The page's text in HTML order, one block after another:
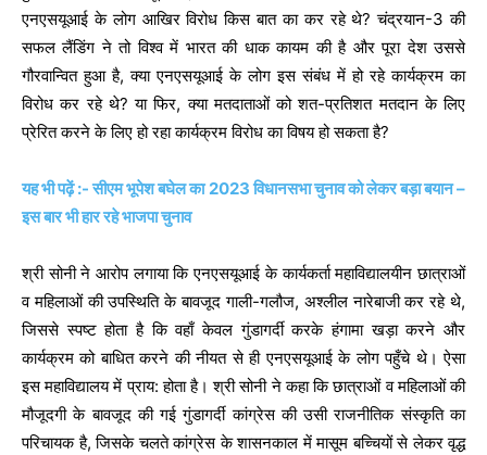
एनएसयूआई के लोग आखिर विरोध किस बात का कर रहे थे? चंद्रयान-3 की
सफल लैंडिंग ने तो विश्व में भारत की धाक कायम की है और पूरा देश उससे
गौरवान्वित हुआ है, क्या एनएसयूआई के लोग इस संबंध में हो रहे कार्यक्रम का
विरोध कर रहे थे? या फिर, क्या मतदाताओं को शत-प्रतिशत मतदान के लिए
प्रेरित करने के लिए हो रहा कार्यक्रम विरोध का विषय हो सकता है?
यह भी पढ़ें :- सीएम भूपेश बघेल का 2023 विधानसभा चुनाव को लेकर बड़ा बयान –
इस बार भी हार रहे भाजपा चुनाव
श्री सोनी ने आरोप लगाया कि एनएसयूआई के कार्यकर्ता महाविद्यालयीन छात्राओं
व महिलाओं की उपस्थिति के बावजूद गाली-गलौज, अश्लील नारेबाजी कर रहे थे,
जिससे स्पष्ट होता है कि वहाँ केवल गुंडागर्दी करके हंगामा खड़ा करने और
कार्यक्रम को बाधित करने की नीयत से ही एनएसयूआई के लोग पहुँचे थे। ऐसा
इस महाविद्यालय में प्राय: होता है। श्री सोनी ने कहा कि छात्राओं व महिलाओं की
मौजूदगी के बावजूद की गई गुंडागर्दी कांग्रेस की उसी राजनीतिक संस्कृति का
परिचायक है, जिसके चलते कांग्रेस के शासनकाल में मासूम बच्चियों से लेकर वृद्ध